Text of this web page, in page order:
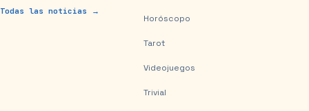
Todas las noticias →
Horóscopo
Tarot
Videojuegos
Trivial